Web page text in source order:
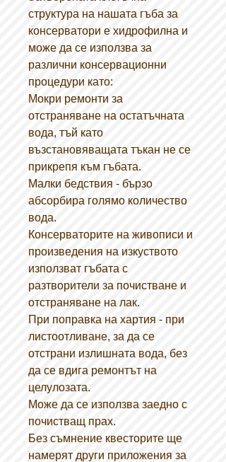
структура на нашата гъба за
консерватори е хидрофилна и
може да се използва за
различни консервационни
процедури като:
Мокри ремонти за
отстраняване на остатъчната
вода, тъй като
възстановяващата тъкан не се
прикрепя към гъбата.
Малки бедствия - бързо
абсорбира голямо количество
вода.
Консерваторите на живописи и
произведения на изкуството
използват гъбата с
разтворители за почистване и
отстраняване на лак.
При поправка на хартия - при
листоотливане, за да се
отстрани излишната вода, без
да се вдига ремонтът на
целулозата.
Може да се използва заедно с
почистващ прах.
Без съмнение квесторите ще
намерят други приложения за